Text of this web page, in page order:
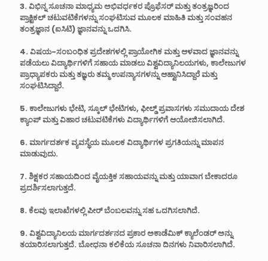
3. ವಿಭಿನ್ನ ಸೂಚನಾ ಮಾಧ್ಯಮ ಅಭಿವರ್ಧಕರ ಪ್ರೊಫೆಸರ್ ಮತ್ತು ತಂತ್ರಜ್ಞರಿಂದ
ಪ್ರಾಕ್ಟಿಕಲ್ ಚಟುವಟಿಕೆಗಳನ್ನು ಸಂಘಟಿಸುವ ಮೂಲಕ ಮಾಹಿತಿ ಮತ್ತು ಸಂವಹನ
ತಂತ್ರಜ್ಞಾನ (ಐಸಿಟಿ) ಜ್ಞಾನವನ್ನು ಒದಗಿಸಿ.
4. ವಿಷಯ-ಸಂಬಂಧಿತ ಪ್ರದೇಶಗಳಲ್ಲಿ ಪ್ರಾಯೋಗಿಕ ಮತ್ತು ಆಳವಾದ ಜ್ಞಾನವನ್ನು
ಪಡೆಯಲು ವಿದ್ಯಾರ್ಥಿಗಳಿಗೆ ಸಹಾಯ ಮಾಡಲು ವಿಶ್ವವಿದ್ಯಾನಿಲಯಗಳು, ಕಾಲೇಜುಗಳ
ಪ್ರಾಧ್ಯಾಪಕರು ಮತ್ತು ತಜ್ಞರು ತಮ್ಮ ಉಪನ್ಯಾಸಗಳನ್ನು ಆಹ್ವಾನಿಸಿದ್ದಾರೆ ಮತ್ತು
ಸಂಘಟಿಸಿದ್ದಾರೆ.
5. ಕಾಲೇಜುಗಳು ಭೇಟಿ, ಸ್ಕೂಲ್ ಭೇಟಿಗಳು, ಫೀಲ್ಡ್ ಪ್ರವಾಸಗಳು ಸಮುದಾಯ ದೇಶ
ಕ್ಯಾಂಪ್ ಮತ್ತು ವಿಹಾರ ಚಟುವಟಿಕೆಗಳು ವಿದ್ಯಾರ್ಥಿಗಳಿಗೆ ಆಯೋಜಿಸಲಾಗಿದೆ.
6. ಮಾರ್ಗದರ್ಶಕ ವ್ಯವಸ್ಥೆಯ ಮೂಲಕ ವಿದ್ಯಾರ್ಥಿಗಳ ಪ್ರಗತಿಯನ್ನು ಮಾಪನ
ಮಾಡುವುದು.
7. ಶಿಕ್ಷಕರ ಸಹಾಯದಿಂದ ವೈಯಕ್ತಿಕ ಸಹಾಯವನ್ನು ಮತ್ತು ಯಾವಾಗ ಬೇಕಾದರೂ
ಪ್ರದರ್ಶಿಸಲಾಗುತ್ತದೆ.
8. ಕೆಲವು ಇಲಾಖೆಗಳಲ್ಲಿ ಪೀರ್ ಬೆಂಬಲವನ್ನು ಸಹ ಒದಗಿಸಲಾಗಿದೆ.
9. ವಿಶ್ವವಿದ್ಯಾನಿಲಯ ಮಾರ್ಗದರ್ಶನದ ಪ್ರಕಾರ ಅಕಾಡೆಮಿಕ್ ಕ್ಯಾಲೆಂಡರ್ ಅನ್ನು
ತಯಾರಿಸಲಾಗುತ್ತದೆ. ಬೋಧನಾ ಕಲಿಕೆಯ ಸೂಚನಾ ದಿನಗಳು ನಿವಾರಿಸಲಾಗಿದೆ.